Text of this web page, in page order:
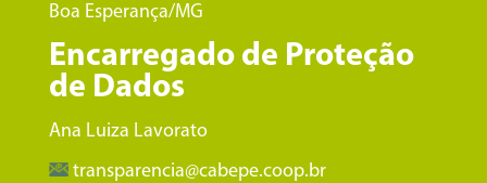
Boa Esperança/MG
Encarregado de Proteção
de Dados
Ana Luiza Lavorato
transparencia@cabepe.coop.br